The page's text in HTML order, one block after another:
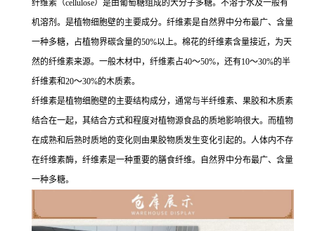
纤维素（cellulose）是由葡萄糖组成的大分子多糖。不溶于水及一般有
机溶剂。是植物细胞壁的主要成分。纤维素是自然界中分布最广、含量
一种多糖，占植物界碳含量的50%以上。棉花的纤维素含量接近，为天
然的纤维素来源。一般木材中，纤维素占40～50%，还有10～30%的半
纤维素和20～30%的木质素。
纤维素是植物细胞壁的主要结构成分，通常与半纤维素、果胶和木质素
结合在一起，其结合方式和程度对植物源食品的质地影响很大。而植物
在成熟和后熟时质地的变化则由果胶物质发生变化引起的。人体内不存
在纤维素酶，纤维素是一种重要的膳食纤维。自然界中分布最广、含量
一种多糖。